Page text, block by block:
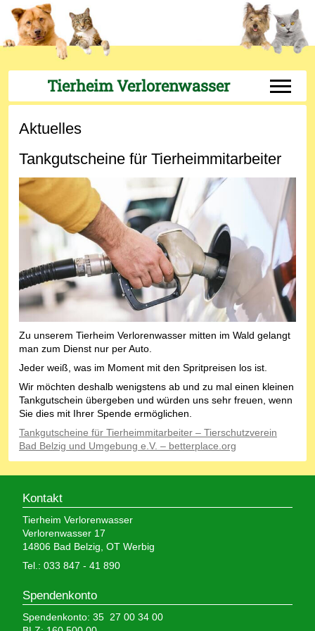
Tierheim Verlorenwasser Off-
Aktuelles
Tankgutscheine für Tierheimmitarbeiter
Zu unserem Tierheim Verlorenwasser mitten im Wald gelangt
man zum Dienst nur per Auto.
Jeder weiß, was im Moment mit den Spritpreisen los ist.
Wir möchten deshalb wenigstens ab und zu mal einen kleinen
Tankgutschein übergeben und würden uns sehr freuen, wenn
Sie dies mit Ihrer Spende ermöglichen.
Tankgutscheine für Tierheimmitarbeiter – Tierschutzverein
Bad Belzig und Umgebung e.V. – betterplace.org
Kontakt
Tierheim Verlorenwasser
Verlorenwasser 17
14806 Bad Belzig, OT Werbig
Tel.: 033 847 - 41 890
Spendenkonto
Spendenkonto: 35 27 00 34 00